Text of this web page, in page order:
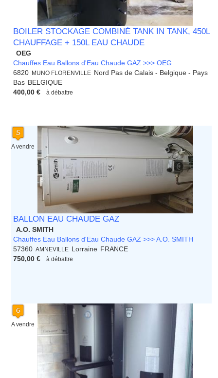
BOILER STOCKAGE COMBINÉ TANK IN TANK, 450L
CHAUFFAGE + 150L EAU CHAUDE
OEG
Chauffes Eau Ballons d'Eau Chaude GAZ >>> OEG
6820
MUNO FLORENVILLE Nord Pas de Calais - Belgique - Pays
Bas BELGIQUE
400,00 €
à débattre
A vendre
BALLON EAU CHAUDE GAZ
A.O. SMITH
Chauffes Eau Ballons d'Eau Chaude GAZ >>> A.O. SMITH
57360 AMNEVILLE Lorraine FRANCE
750,00 €
à débattre
A vendre